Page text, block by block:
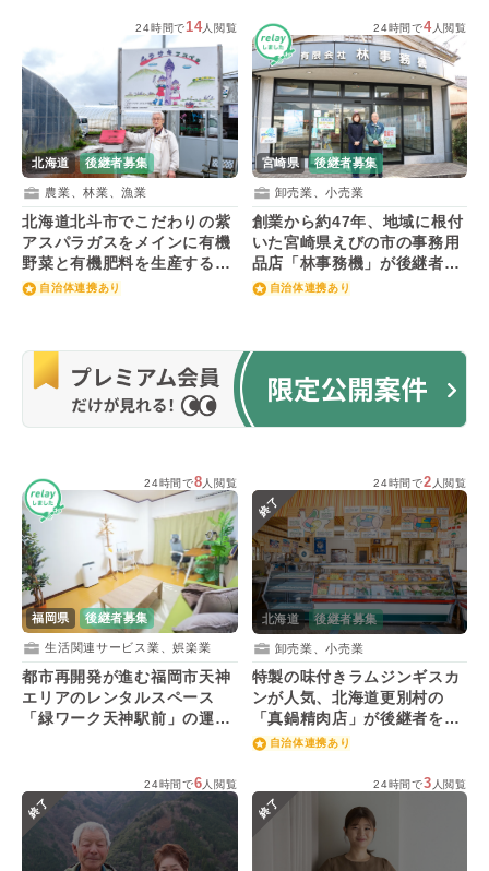
24時間で14人閲覧
北海道 後継者募集
農業、林業、漁業
北海道北斗市でこだわりの紫
アスパラガスをメインに有機
野菜と有機肥料を生産する会
社が後継者を募集！
自治体連携あり
24時間で4人閲覧
宮崎県 後継者募集
卸売業、小売業
創業から約47年、地域に根付
いた宮崎県えびの市の事務用
品店「林事務機」が後継者を
募集！
自治体連携あり
24時間で8 人閲覧
福岡県 後継者募集
生活関連サービス業、娯楽業
都市再開発が進む福岡市天神
エリアのレンタルスペース
「緑ワーク天神駅前」の運営
24時間で2 人閲覧
終了
北海道 後継者募集
卸売業、小売業
特製の味付きラムジンギスカ
ンが人気、北海道更別村の
「真鍋精肉店」が後継者を募
集！自治体連携あり
24時間で6人閲覧
終了
24時間で3 人閲覧
終了